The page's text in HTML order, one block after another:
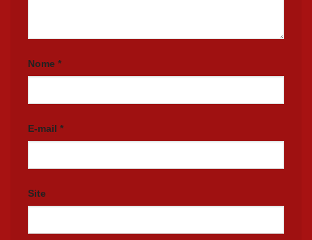
Nome *
E-mail *
Site